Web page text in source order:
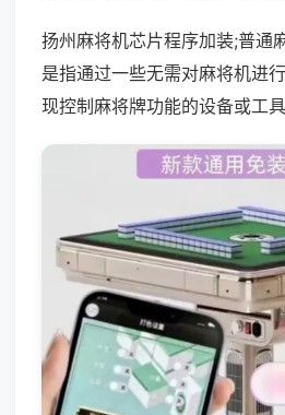
扬州麻将机芯片程序加装;普通
是指通过一些无需对麻将机进
现控制麻将牌功能的设备或工具